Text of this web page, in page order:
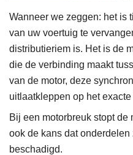
Wanneer we zeggen: het is
van uw voertuig te
distributieriem is. Het is de
die de verbinding maakt
van de motor, deze
uitlaatkleppen op het
Bij een motorbreuk stopt de
ook de kans dat
beschadigd.